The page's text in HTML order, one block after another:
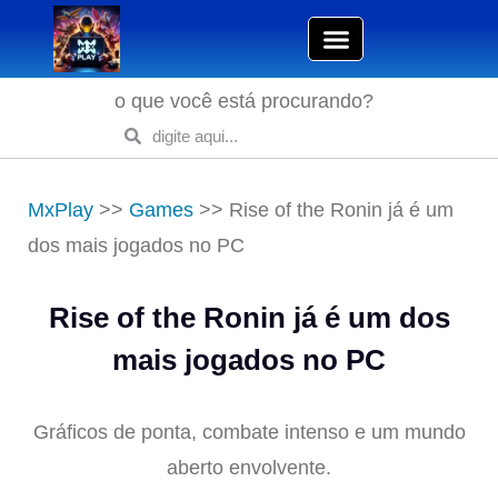
o que você está procurando?
MxPlay >> Games >> Rise of the Ronin já é um
dos mais jogados no PC
Rise of the Ronin já é um dos
mais jogados no PC
Gráficos de ponta, combate intenso e um mundo
aberto envolvente.